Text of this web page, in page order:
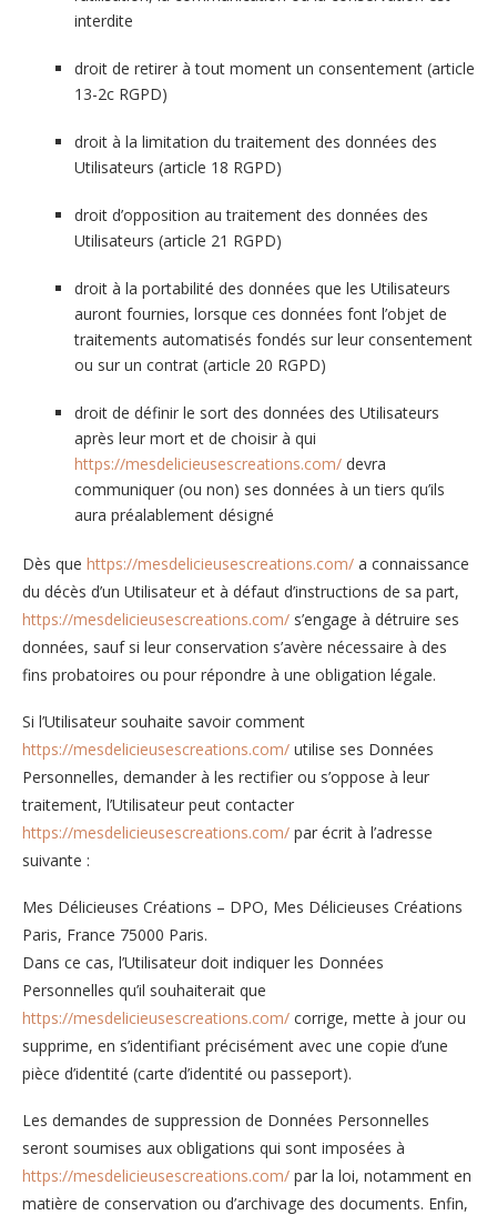
interdite
droit de retirer à tout moment un consentement (article
13-2c RGPD)
droit à la limitation du traitement des données des
Utilisateurs (article 18 RGPD)
droit d’opposition au traitement des données des
Utilisateurs (article 21 RGPD)
droit à la portabilité des données que les Utilisateurs
auront fournies, lorsque ces données font l’objet de
traitements automatisés fondés sur leur consentement
ou sur un contrat (article 20 RGPD)
droit de définir le sort des données des Utilisateurs
après leur mort et de choisir à qui
https://mesdelicieusescreations.com/ devra
communiquer (ou non) ses données à un tiers qu’ils
aura préalablement désigné
Dès que https://mesdelicieusescreations.com/ a connaissance
du décès d’un Utilisateur et à défaut d’instructions de sa part,
https://mesdelicieusescreations.com/ s’engage à détruire ses
données, sauf si leur conservation s’avère nécessaire à des
fins probatoires ou pour répondre à une obligation légale.
Si l’Utilisateur souhaite savoir comment
https://mesdelicieusescreations.com/ utilise ses Données
Personnelles, demander à les rectifier ou s’oppose à leur
traitement, l’Utilisateur peut contacter
https://mesdelicieusescreations.com/ par écrit à l’adresse
suivante :
Mes Délicieuses Créations – DPO, Mes Délicieuses Créations
Paris, France 75000 Paris.
Dans ce cas, l’Utilisateur doit indiquer les Données
Personnelles qu’il souhaiterait que
https://mesdelicieusescreations.com/ corrige, mette à jour ou
supprime, en s’identifiant précisément avec une copie d’une
pièce d’identité (carte d’identité ou passeport).
Les demandes de suppression de Données Personnelles
seront soumises aux obligations qui sont imposées à
https://mesdelicieusescreations.com/ par la loi, notamment en
matière de conservation ou d’archivage des documents. Enfin,